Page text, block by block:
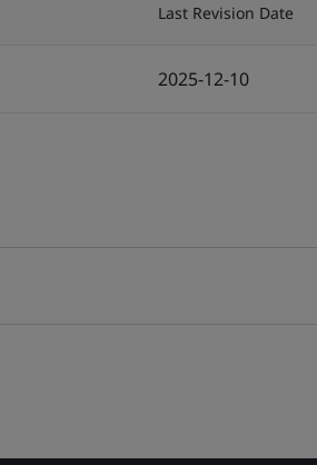
Last Revision Date
2025-12-10